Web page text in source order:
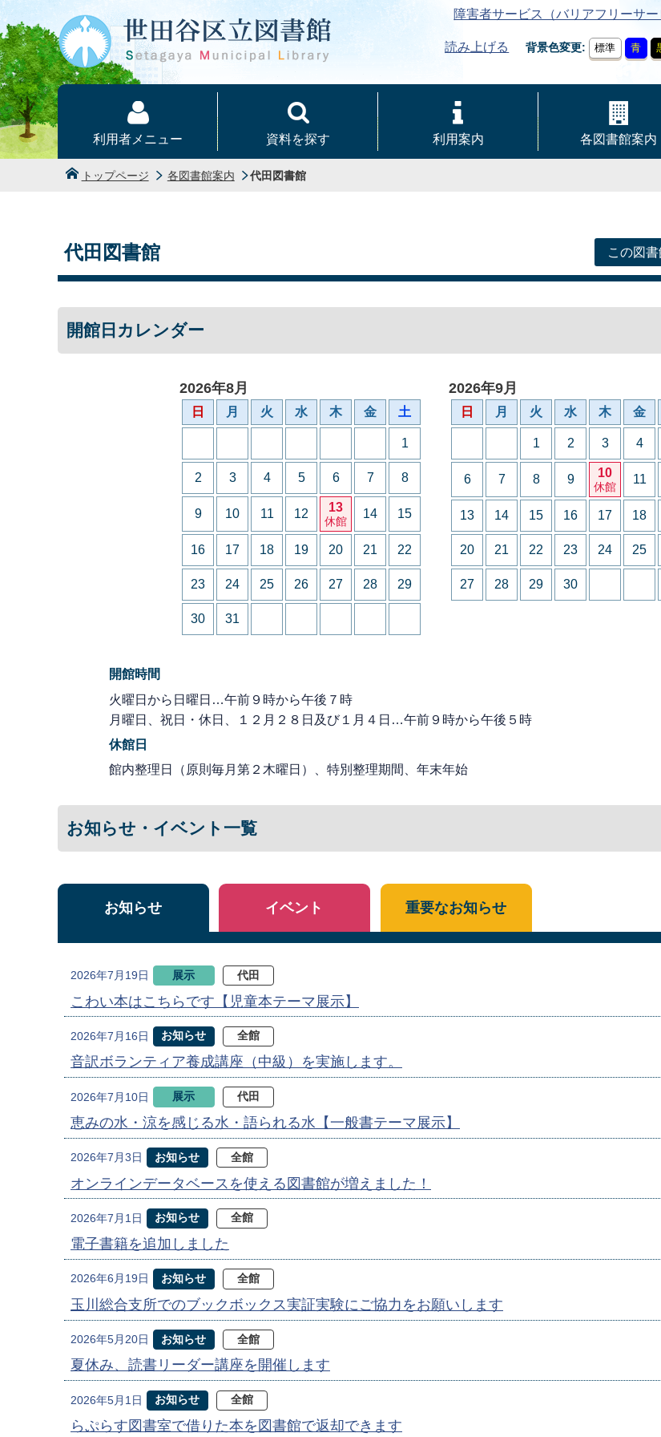
本文へ
障害者サービス（バリアフリーサー
読み上げる 背景色変更 標準 青
利用者メニュー 資料を探す 利用案内 各図書館案内
トップページ 各図書館案内 代田図書館
代田図書館 この図
開館日カレンダー
2026年8月
日 月 火 水 木 金 土
1
2 3 4 5 6 7 8
9 10 11 12 13
休館
14 15
16 17 18 19 20 21 22
23 24 25 26 27 28 29
30 31
2026年9月
日 月 火 水 木 金
1 2 3 4
6 7 8 9 10
休館
11
13 14 15 16 17 18
20 21 22 23 24 25
27 28 29 30
開館時間
火曜日から日曜日…午前９時から午後７時
月曜日、祝日・休日、１２月２８日及び１月４日…午前９時から午後５時
休館日
館内整理日（原則毎月第２木曜日）、特別整理期間、年末年始
お知らせ・イベント一覧
お知らせ
2026年7月19日 展示 代田
こわい本はこちらです【児童本テーマ展示】
2026年7月16日 お知らせ 全館
音訳ボランティア養成講座（中級）を実施します。
2026年7月10日 展示 代田
恵みの水・涼を感じる水・語られる水【一般書テーマ展示】
2026年7月3日 お知らせ 全館
オンラインデータベースを使える図書館が増えました！
2026年7月1日 お知らせ 全館
電子書籍を追加しました
2026年6月19日 お知らせ 全館
玉川総合支所でのブックボックス実証実験にご協力をお願いします
2026年5月20日 お知らせ 全館
夏休み、読書リーダー講座を開催します
2026年5月1日 お知らせ 全館
らぷらす図書室で借りた本を図書館で返却できます
イベント 重要なお知らせ